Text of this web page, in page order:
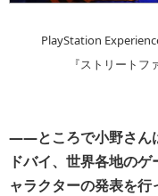
PlayStation
『ストリート
――ところで小野さん
ドバイ、世界各地の
ャラクターの発表を